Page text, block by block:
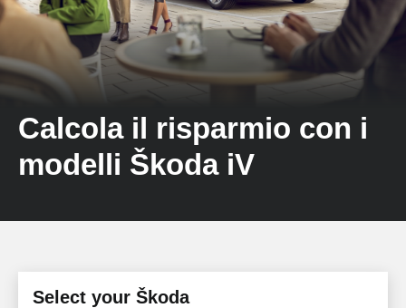
Calcola il risparmio con i
modelli Škoda iV
Select your Škoda